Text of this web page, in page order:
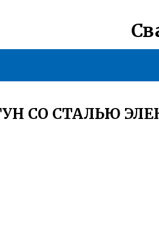
СО СТАЛЬЮ